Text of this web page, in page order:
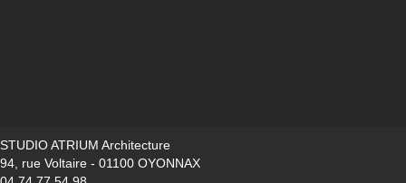
STUDIO ATRIUM Architecture
94, rue Voltaire - 01100 OYONNAX